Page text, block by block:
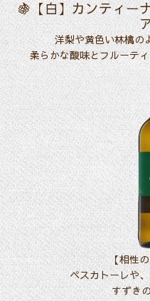
🍇【白】 カンティー
洋梨や黄色い林檎の
柔らかな酸味とフルーテ
【相性
ペスカトーレや
すずき